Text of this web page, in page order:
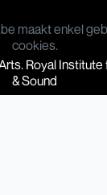
maakt enkel
cookies.
Royal
& Sound